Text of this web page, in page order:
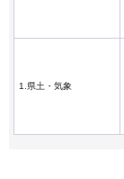
1.県土・気象